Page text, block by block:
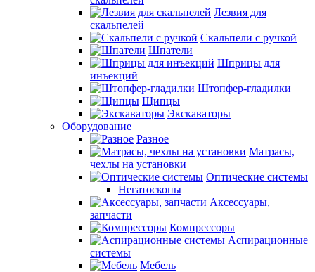
Лезвия для
скальпелей
Скальпели с ручкой
Шпатели
Шприцы для
инъекций
Штопфер-гладилки
Щипцы
Экскаваторы
Оборудование
Разное
Матрасы,
чехлы на установки
Оптические системы
Негатоскопы
Аксессуары,
запчасти
Компрессоры
Аспирационные
системы
Мебель